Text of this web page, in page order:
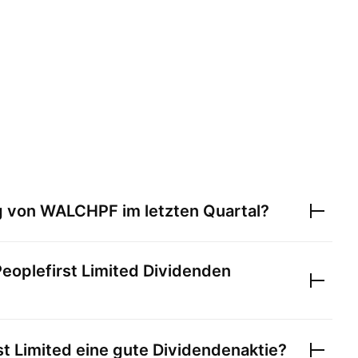
von WALCHPF im letzten Quartal?
Limited Dividenden
Limited eine gute Dividendenaktie?